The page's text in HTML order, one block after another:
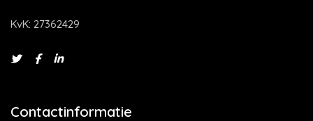
KvK: 27362429
Contactinformatie